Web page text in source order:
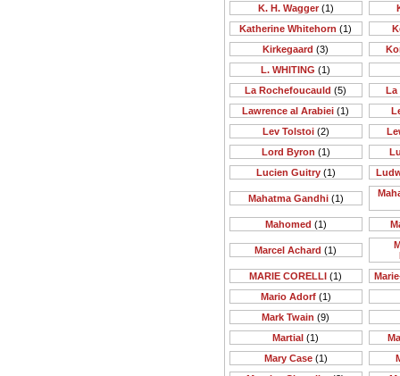
K. H. Wagger(1)
Katherine Whitehorn (1)
Kirkegaard (3)
L. WHITING (1)
La Rochefoucauld (5)
La
Lawrence al Arabiei (1)
Lev Tolstoi(2)
Lord Byron (1)
Lucien Guitry(1)
Mahatma Gandhi(1)
Mahomed (1)
Marcel Achard (1)
MARIE CORELLI (1)
Mario Adorf(1)
Mark Twain (9)
Martial (1)
Mary Case(1)